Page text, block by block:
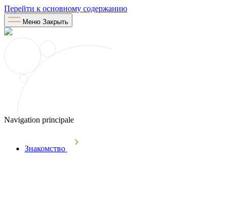
Перейти к основному содержанию
Меню Закрыть
Navigation principale
Знакомство